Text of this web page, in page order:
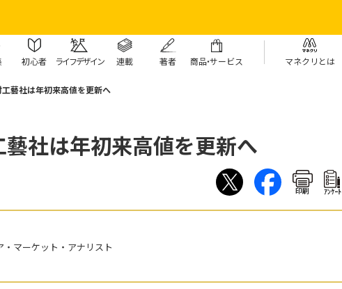
初心者 ライフデザイン 連載 著者 商品・サービス マネクリとは
藝社は年初来高値を更新へ
社は年初来高値を更新へ
印刷 ｱﾝｹｰﾄ
・マーケット・アナリスト